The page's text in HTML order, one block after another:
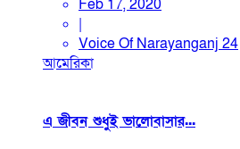
Feb 17, 2020
|
Voice Of Narayanganj 24
আমেরিকা
এ জীবন শুধুই ভালোবাসার...